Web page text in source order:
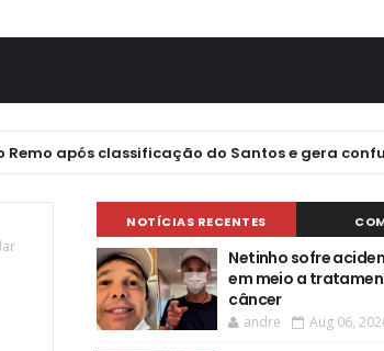
classificação do Santos e gera confusão no
NOTÍCIAS RECENTES
Netinho sofre
em meio a
câncer
andre Aug 06,